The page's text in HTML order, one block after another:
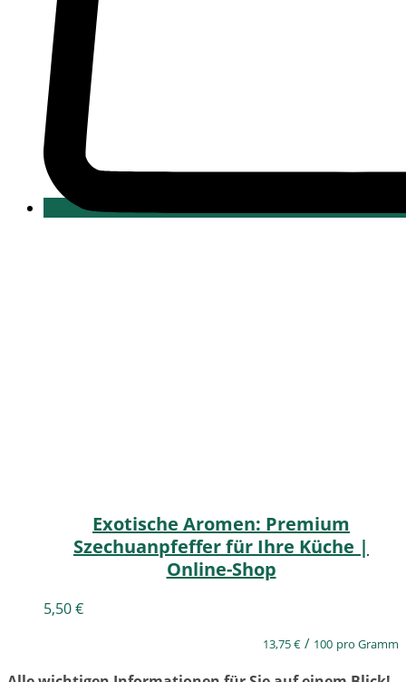
Exotische Aromen: Premium
Szechuanpfeffer für Ihre Küche |
Online-Shop
5,50€
13,75€ / 100 pro Gramm